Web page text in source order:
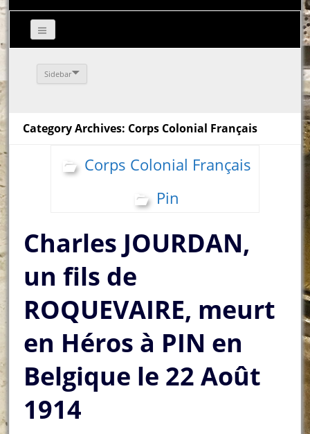
Sidebar
Category Archives: Corps Colonial Français
Corps Colonial Français
Pin
Charles JOURDAN,
un fils de
ROQUEVAIRE, meurt
en Héros à PIN en
Belgique le 22 Août
1914